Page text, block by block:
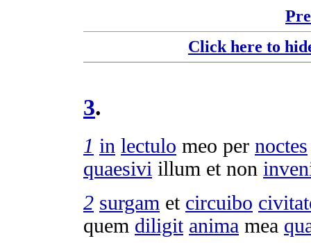
Click here to
3.
1 in lectulo meo per noctes
quaesivi illum et non
2 surgam et circuibo
quem diligit anima mea